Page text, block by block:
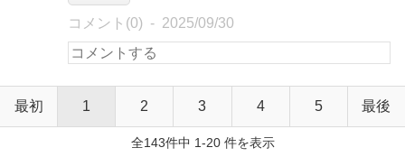
コメント(0) 2025/09/30
最初 1 2 3 4 5 最後
全143件中 1-20 件を表示